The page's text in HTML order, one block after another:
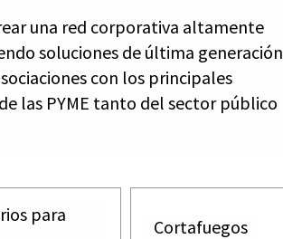
una red corporativa altamente
soluciones de última generación
con los principales
las PYME tanto del sector público
para
Cortafuegos